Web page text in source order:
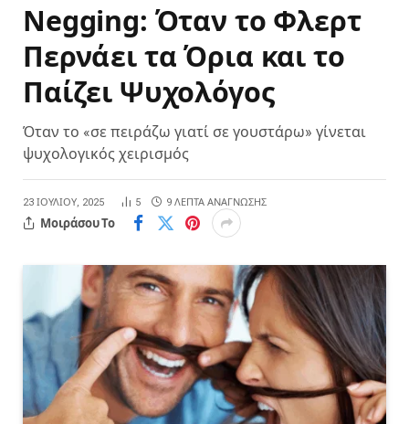
Negging: Όταν το Φλερτ
Περνάει τα Όρια και το
Παίζει Ψυχολόγος
Όταν το «σε πειράζω γιατί σε γουστάρω» γίνεται
ψυχολογικός χειρισμός
23 ΙΟΥΛΊΟΥ, 2025 5 9 ΛΕΠΤΆ ΑΝΆΓΝΩΣΗΣ
Μοιράσου Το